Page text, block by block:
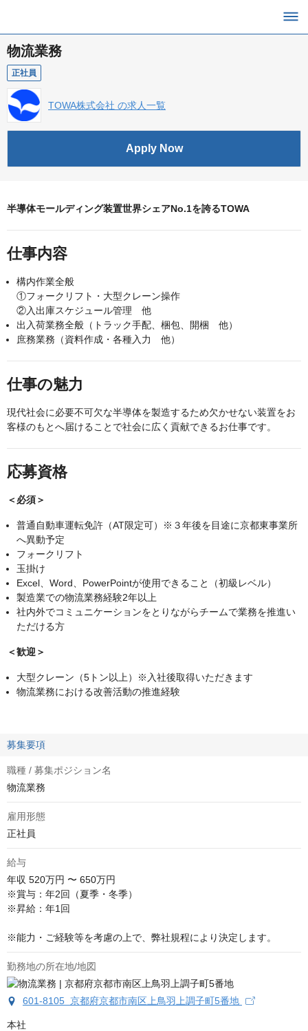
物流業務
正社員
TOWA株式会社 の求人一覧
Apply Now
半導体モールディング装置世界シェアNo.1を誇るTOWA
仕事内容
構内作業全般
①フォークリフト・大型クレーン操作
②入出庫スケジュール管理 他
出入荷業務全般（トラック手配、梱包、開梱 他）
庶務業務（資料作成・各種入力 他）
仕事の魅力
現代社会に必要不可欠な半導体を製造するため欠かせない装置をお
客様のもとへ届けることで社会に広く貢献できるお仕事です。
応募資格
＜必須＞
普通自動車運転免許（AT限定可）※３年後を目途に京都東事業所
へ異動予定
フォークリフト
玉掛け
Excel、Word、PowerPointが使用できること（初級レベル）
製造業での物流業務経験2年以上
社内外でコミュニケーションをとりながらチームで業務を推進い
ただける方
＜歓迎＞
大型クレーン（5トン以上）※入社後取得いただきます
物流業務における改善活動の推進経験
募集要項
職種 / 募集ポジション名
物流業務
雇用形態
正社員
給与
年収 520万円 〜 650万円
※賞与：年2回（夏季・冬季）
※昇給：年1回
※能力・ご経験等を考慮の上で、弊社規程により決定します。
勤務地の所在地/地図
601-8105 京都府京都市南区上鳥羽上調子町5番地
本社